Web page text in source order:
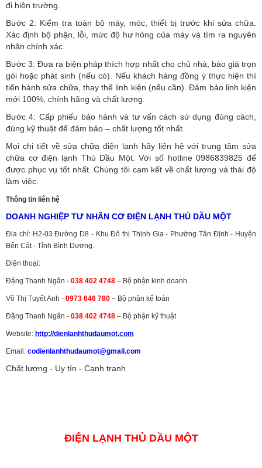
đi hiện trường.
Bước 2: Kiểm tra toàn bộ máy, móc, thiết bị trước khi sửa chữa.
Xác định bộ phận, lỗi, mức độ hư hỏng của máy và tìm ra nguyên
nhân chính xác.
Bước 3: Đưa ra biện pháp thích hợp nhất cho chủ nhà, báo giá trọn
gói hoặc phát sinh (nếu có). Nếu khách hàng đồng ý thực hiện thì
tiến hành sửa chữa, thay thế linh kiện (nếu cần). Đảm bảo linh kiện
mới 100%, chính hãng và chất lượng.
Bước 4: Cấp phiếu bảo hành và tư vấn cách sử dụng đúng cách,
đúng kỹ thuật để đảm bảo – chất lượng tốt nhất.
Mọi chi tiết về sửa chữa điện lạnh hãy liên hệ với trung tâm sửa
chữa cơ điện lạnh Thủ Dầu Một. Với số hotline 0986839825 để
được phục vụ tốt nhất. Chúng tôi cam kết về chất lượng và thái độ
làm việc.
Thông tin liên hệ
DOANH NGHIỆP TƯ NHÂN CƠ ĐIỆN LẠNH THỦ DẦU MỘT
Địa chỉ: H2-03 Đường D8 - Khu Đô thị Thịnh Gia - Phường Tân Định - Huyện
Bến Cát - Tỉnh Bình Dương.
Điện thoại:
Đặng Thanh Ngân - 038 402 4748 – Bộ phận kinh doanh.
Võ Thị Tuyết Anh - 0973 646 780 – Bộ phận kế toán
Đặng Thanh Ngân - 038 402 4748 – Bộ phận kỹ thuật
Website: http://dienlanhthudaumot.com
Email: codienlanhthudaumot@gmail.com
Chất lượng - Uy tín - Cạnh tranh
ĐIỆN LẠNH THỦ DẦU MỘT